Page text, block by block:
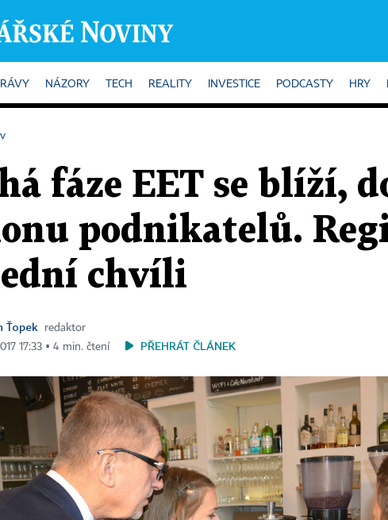
NÁZORY TECH REALITY INVESTICE PODCASTY HRY
fáze EET se blíží,
podnikatelů.
chvíli
Ťopek
redaktor
17:33 ▪ 4 min. čtení
PŘEHRÁT ČLÁNEK